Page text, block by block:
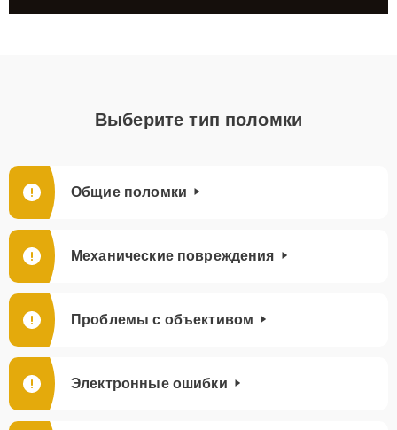
Выберите тип поломки
Общие поломки
Механические повреждения
Проблемы с объективом
Электронные ошибки